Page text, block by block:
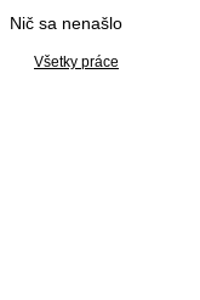
Nič sa nenašlo
Všetky práce